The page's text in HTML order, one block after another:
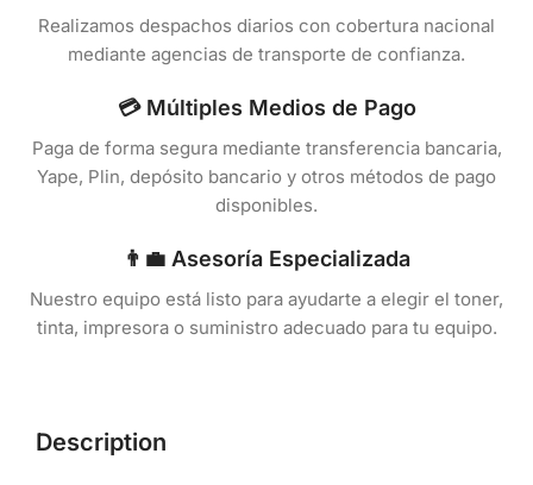
Realizamos despachos diarios con cobertura nacional
mediante agencias de transporte de confianza.
💳 Múltiples Medios de Pago
Paga de forma segura mediante transferencia bancaria,
Yape, Plin, depósito bancario y otros métodos de pago
disponibles.
👨‍💼 Asesoría Especializada
Nuestro equipo está listo para ayudarte a elegir el toner,
tinta, impresora o suministro adecuado para tu equipo.
Description